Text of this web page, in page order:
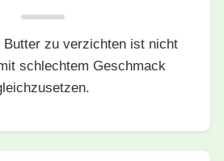
Butter zu verzichten ist nicht
schlechtem Geschmack